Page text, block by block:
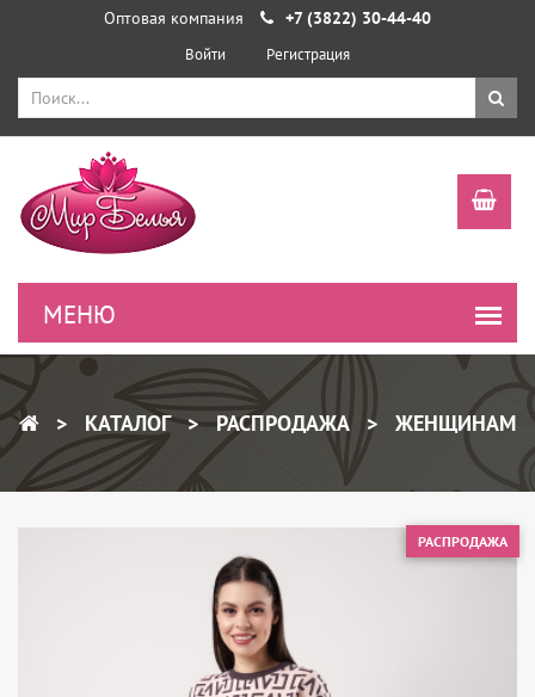
Оптовая компания +7 (3822) 30-44-40
Войти Регистрация
КАТАЛОГ РАСПРОДАЖА ЖЕНЩИНАМ
РАСПРОДАЖА